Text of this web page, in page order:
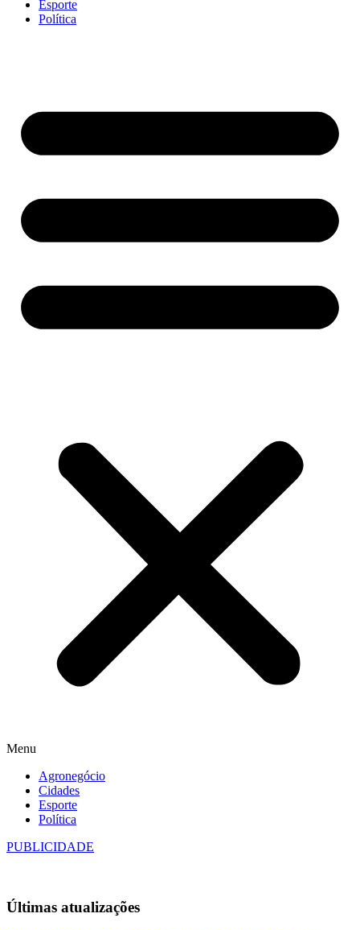
Esporte
Política
Menu
Agronegócio
Cidades
Esporte
Política
PUBLICIDADE
Últimas atualizações